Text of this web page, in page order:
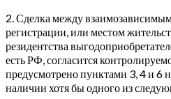
2. Сделка между
регистрации, или местом
резидентства
есть РФ, согласится
предусмотрено пунктами 3, 4 и 6
наличии хотя бы одного из